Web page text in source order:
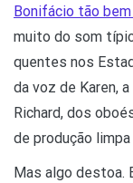
Bonifácio tão
muito do som
quentes nos
da voz de Karen,
Richard, dos
de produção
Mas algo destoa.